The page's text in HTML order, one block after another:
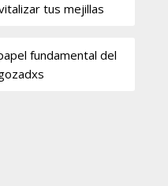
tus mejillas
fundamental del